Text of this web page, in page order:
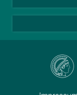
Facebook
Instagram
Mastodon